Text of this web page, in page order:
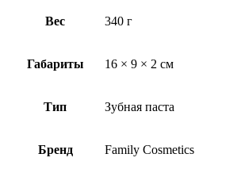
Вес 340 г
Габариты 16 × 9 × 2 см
Тип Зубная паста
Бренд Family Cosmetics